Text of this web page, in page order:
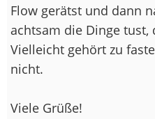
Flow gerätst und dann
achtsam die Dinge tust,
Vielleicht gehört zu
nicht.
Viele Grüße!